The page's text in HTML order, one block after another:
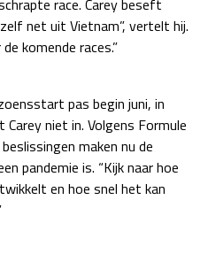
za 05:00 - 06:00
27 - 29 nov
04 - 06 dec
za 15:00 - 16:00
zo 14:00 - 16:00
net uit Vietnam”, vertelt hij.
komende races.”
pas begin juni, in
niet in. Volgens Formule
maken nu de
pandemie is. “Kijk naar hoe
en hoe snel het kan